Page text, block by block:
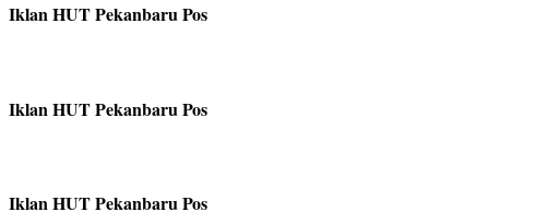
Iklan HUT Pekanbaru Pos
Iklan HUT Pekanbaru Pos
Iklan HUT Pekanbaru Pos